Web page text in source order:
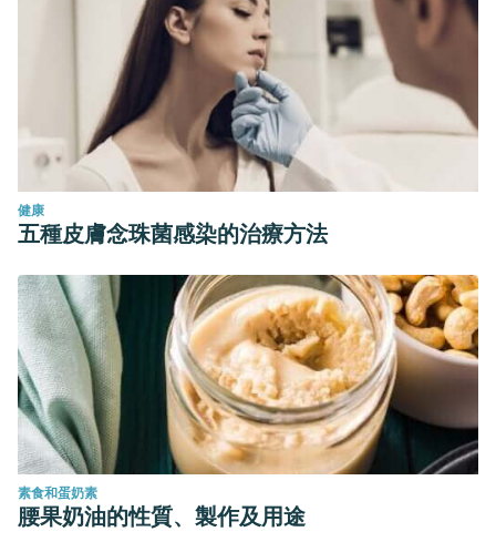
健康
五種皮膚念珠菌感染的治療方法
素食和蛋奶素
腰果奶油的性質、製作及用途